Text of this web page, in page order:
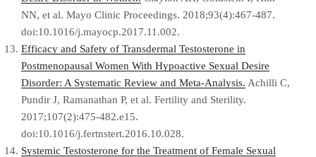
NN, et al. Mayo Clinic Proceedings. 2018;93(4):467-487.
doi:10.1016/j.mayocp.2017.11.002.
Efficacy and Safety of Transdermal Testosterone in
Postmenopausal Women With Hypoactive Sexual Desire
Disorder: A Systematic Review and Meta-Analysis. Achilli C,
Pundir J, Ramanathan P, et al. Fertility and Sterility.
2017;107(2):475-482.e15.
doi:10.1016/j.fertnstert.2016.10.028.
Systemic Testosterone for the Treatment of Female Sexual